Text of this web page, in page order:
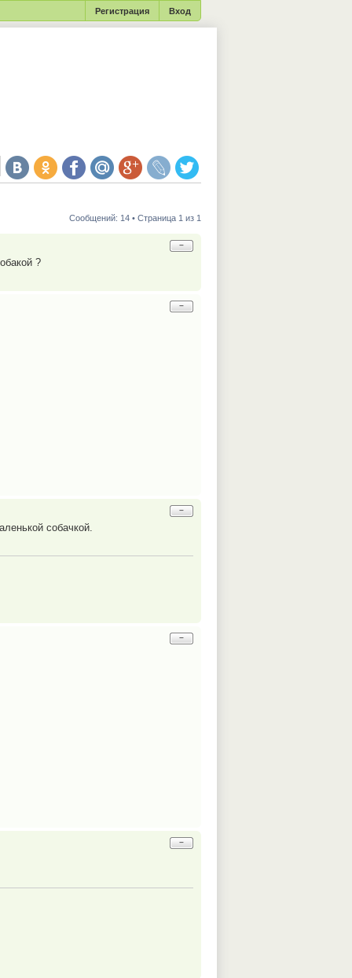
Вход
Регистрация
Сообщений: 14 • Страница 1 из 1
−
?
−
−
собачкой.
−
−